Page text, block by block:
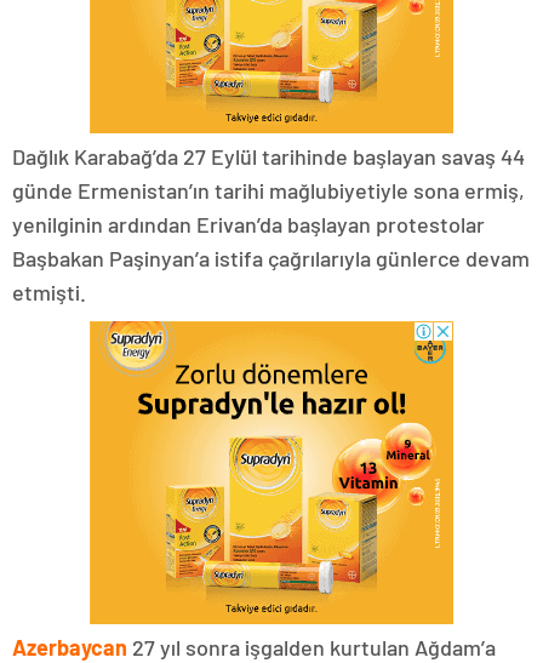
Dağlık Karabağ’da 27 Eylül tarihinde başlayan savaş 44
günde Ermenistan’ın tarihi mağlubiyetiyle sona ermiş,
yenilginin ardından Erivan’da başlayan protestolar
Başbakan Paşinyan’a istifa çağrılarıyla günlerce devam
etmişti.
Azerbaycan 27 yıl sonra işgalden kurtulan Ağdam’a